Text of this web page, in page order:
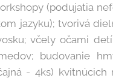
(podujatia
jazyku); tvorivá
včely očami
budovanie
- 4ks) kvitnúcich